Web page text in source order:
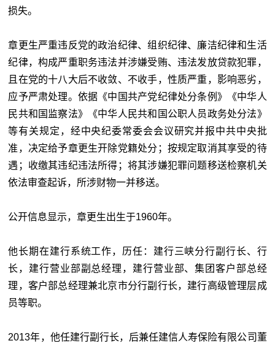
损失。
章更生严重违反党的政治纪律、组织纪律、廉洁纪律和生活
纪律，构成严重职务违法并涉嫌受贿、违法发放贷款犯罪，
且在党的十八大后不收敛、不收手，性质严重，影响恶劣，
应予严肃处理。依据《中国共产党纪律处分条例》《中华人
民共和国监察法》《中华人民共和国公职人员政务处分法》
等有关规定，经中央纪委常委会会议研究并报中共中央批
准，决定给予章更生开除党籍处分；按规定取消其享受的待
遇；收缴其违纪违法所得；将其涉嫌犯罪问题移送检察机关
依法审查起诉，所涉财物一并移送。
公开信息显示，章更生出生于1960年。
他长期在建行系统工作，历任：建行三峡分行副行长、行
长，建行营业部副总经理，建行营业部、集团客户部总经
理，客户部总经理兼北京市分行副行长，建行高级管理层成
员等职。
2013年，他任建行副行长，后兼任建信人寿保险有限公司董